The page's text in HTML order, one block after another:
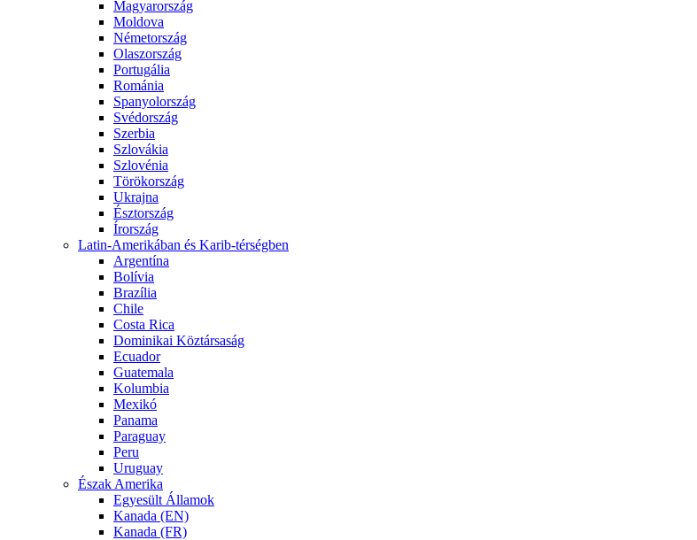
Magyarország
Moldova
Németország
Olaszország
Portugália
Románia
Spanyolország
Svédország
Szerbia
Szlovákia
Szlovénia
Törökország
Ukrajna
Észtország
Írország
Latin-Amerikában és Karib-térségben
Argentína
Bolívia
Brazília
Chile
Costa Rica
Dominikai Köztársaság
Ecuador
Guatemala
Kolumbia
Mexikó
Panama
Paraguay
Peru
Uruguay
Észak Amerika
Egyesült Államok
Kanada (EN)
Kanada (FR)